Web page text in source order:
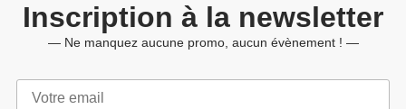
Inscription à la newsletter
— Ne manquez aucune promo, aucun évènement ! —